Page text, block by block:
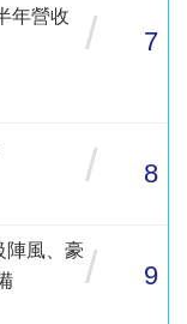
年營收
/ 7
/ 8
陣風、豪/ 9